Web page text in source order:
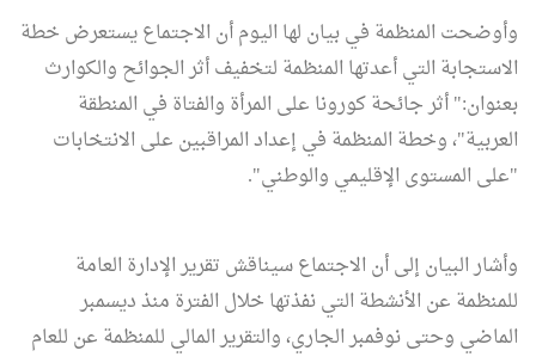
وأوضحت المنظمة في بيان لها اليوم أن الاجتماع يستعرض خطة
الاستجابة التي أعدتها المنظمة لتخفيف أثر الجوائح والكوارث
بعنوان:" أثر جائحة كورونا على المرأة والفتاة في المنطقة
العربية"، وخطة المنظمة في إعداد المراقبين على الانتخابات
"على المستوى الإقليمي والوطني".
وأشار البيان إلى أن الاجتماع سيناقش تقرير الإدارة العامة
للمنظمة عن الأنشطة التي نفذتها خلال الفترة منذ ديسمبر
الماضي وحتى نوفمبر الجاري، والتقرير المالي للمنظمة عن للعام